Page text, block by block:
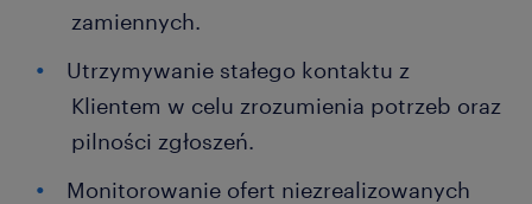
zamiennych.
Utrzymywanie stałego kontaktu z
Klientem w celu zrozumienia potrzeb oraz
pilności zgłoszeń.
Monitorowanie ofert niezrealizowanych